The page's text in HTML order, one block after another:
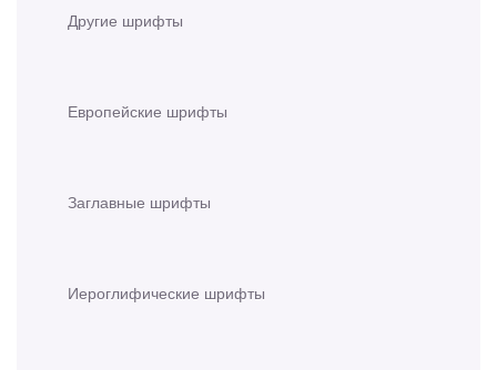
Другие шрифты
Европейские шрифты
Заглавные шрифты
Иероглифические шрифты